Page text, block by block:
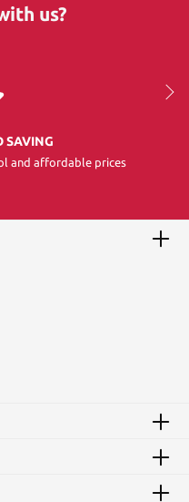
us?
SAVING
and affordable prices